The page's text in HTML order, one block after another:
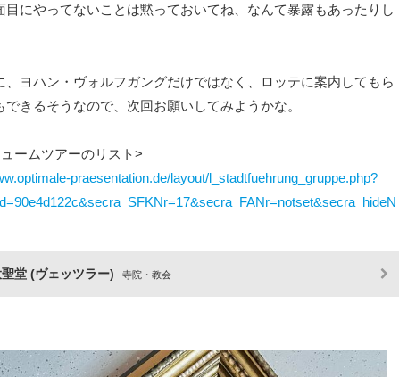
目にやってないことは黙っておいてね、なんて暴露もあったりし
、ヨハン・ヴォルフガングだけではなく、ロッテに案内してもら
できるそうなので、次回お願いしてみようかな。
ームツアーのリスト>
praesentation.de/layout/l_stadtfuehrung_gruppe.php?
聖堂 (ヴェッツラー) 寺院・教会